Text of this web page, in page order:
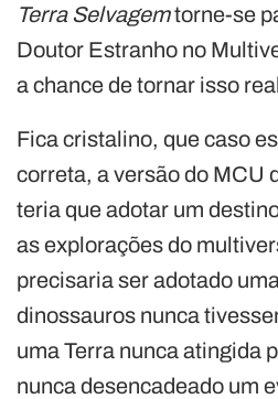
Terra Selvagemtorne-se
Doutor Estranho no
a chance de tornar isso
Fica cristalino, que caso
correta, a versão do MCU
teria que adotar um
as explorações do
precisaria ser adotado
dinossauros nunca
uma Terra nunca atingida
nunca desencadeado um